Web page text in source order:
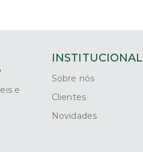
e
INSTITUCIONAL
Sobre nós
Clientes
Novidades